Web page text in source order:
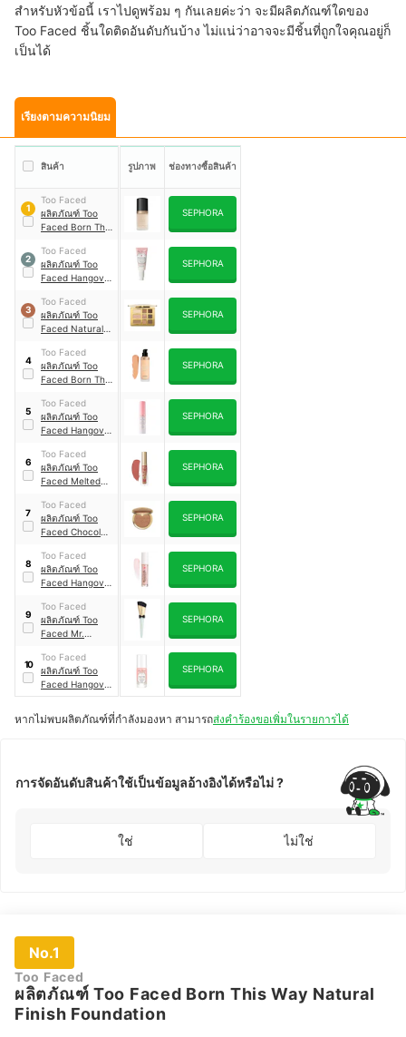
สำหรับหัวข้อนี้ เราไปดูพร้อม ๆ กันเลยค่ะว่า จะมีผลิตภัณฑ์ใดของ
Too Faced ชิ้นใดติดอันดับกันบ้าง ไม่แน่ว่าอาจจะมีชิ้นที่ถูกใจคุณอยู่ก็
เป็นได้
เรียงตามความนิยม
สินค้า รูปภาพ ช่องทางซื้อสินค้า
1
Too Faced
ผลิตภัณฑ์ Too
Faced Born This
Finish
Foundation
SEPHORA
2
Too Faced
ผลิตภัณฑ์ Too
Faced Hangover
Face Primer
SEPHORA
3
Too Faced
ผลิตภัณฑ์ Too
Faced Natural
Shadow Palette
SEPHORA
4
Too Faced
ผลิตภัณฑ์ Too
Faced Born This
Hour Long-Wear
Foundation
SEPHORA
5
Too Faced
ผลิตภัณฑ์ Too
Faced Hangover
Replenishing
Primer & Setting
Spray
SEPHORA
6
Too Faced
ผลิตภัณฑ์ Too
Faced Melted
Long Wear Matte
Lipstick
SEPHORA
7
Too Faced
ผลิตภัณฑ์ Too
Faced Chocolate
Bronzer
SEPHORA
8
Too Faced
ผลิตภัณฑ์ Too
Faced Hangover
Treatment
SEPHORA
9
Too Faced
ผลิตภัณฑ์ Too
Faced Mr.
Foundation
Brush
SEPHORA
10
Too Faced
ผลิตภัณฑ์ Too
Faced Hangover
Good in Bed
Hydrating Serum
SEPHORA
หากไม่พบผลิตภัณฑ์ที่กำลังมองหา สามารถส่งคำร้องขอเพิ่มในรายการได้
การจัดอันดับสินค้าใช้เป็นข้อมูลอ้างอิงได้หรือไม่ ?
ใช่ ไม่ใช่
No.1
Too Faced
ผลิตภัณฑ์ Too Faced Born This Way Natural
Finish Foundation